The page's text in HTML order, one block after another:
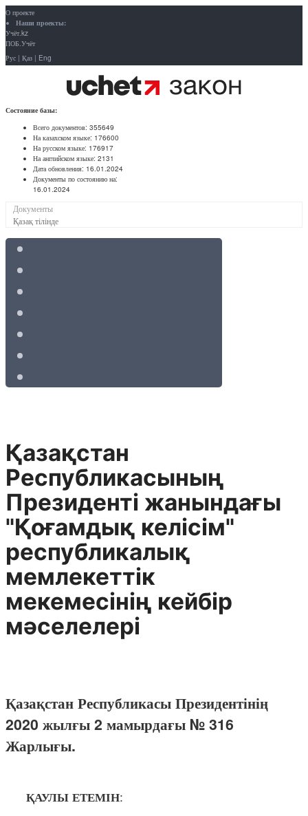
О проекте
Наши проекты:
Учёт.kz
ПОБ.Учёт
Рус | Қаз | Eng
Состояние базы:
Всего документов: 355649
На казахском языке: 176600
На русском языке: 176917
На английском языке: 2131
Дата обновления: 16.01.2024
Документы по состоянию на:
16.01.2024
Документы
Қазақ тілінде
Қазақстан
Республикасының
Президенті жанындағы
"Қоғамдық келісім"
республикалық
мемлекеттік
мекемесінің кейбір
мәселелері
Қазақстан Республикасы Президентінің
2020 жылғы 2 мамырдағы № 316
Жарлығы.
ҚАУЛЫ ЕТЕМІН: